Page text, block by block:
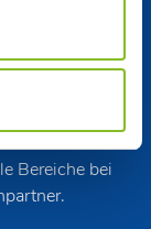
Ob für den
Bereiche bei